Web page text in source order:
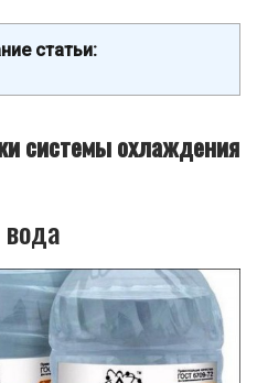
статьи:
системы охлаждения